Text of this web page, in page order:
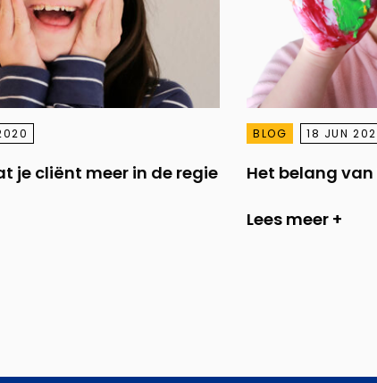
je cliënt meer in de regie
BLOG 18 JUN
Het belang van
Lees meer +